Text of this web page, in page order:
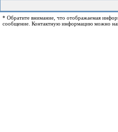
* Обратите внимание, что отображаемая
сообщение. Контактную информацию можно